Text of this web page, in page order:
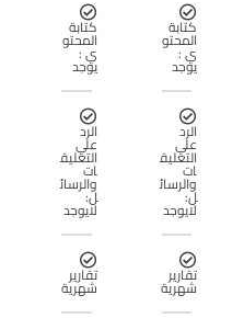
كتابة
المحتو
ي :
يوجد
الرد
علي
التعليق
ات
والرسائ
ل:
لايوجد
تقارير
شهرية
كتابة
المحتو
ي :
يوجد
الرد
علي
التعليق
ات
والرسائ
ل:
لايوجد
تقارير
شهرية